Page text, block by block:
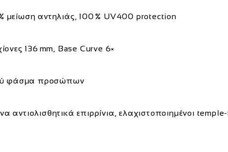
μείωση αντηλιάς, 100 % UV400 protection
136 mm, Base Curve 6×
φάσμα προσώπων
αντιολισθητικά επιρρίνια, ελαχιστοποιημένοι